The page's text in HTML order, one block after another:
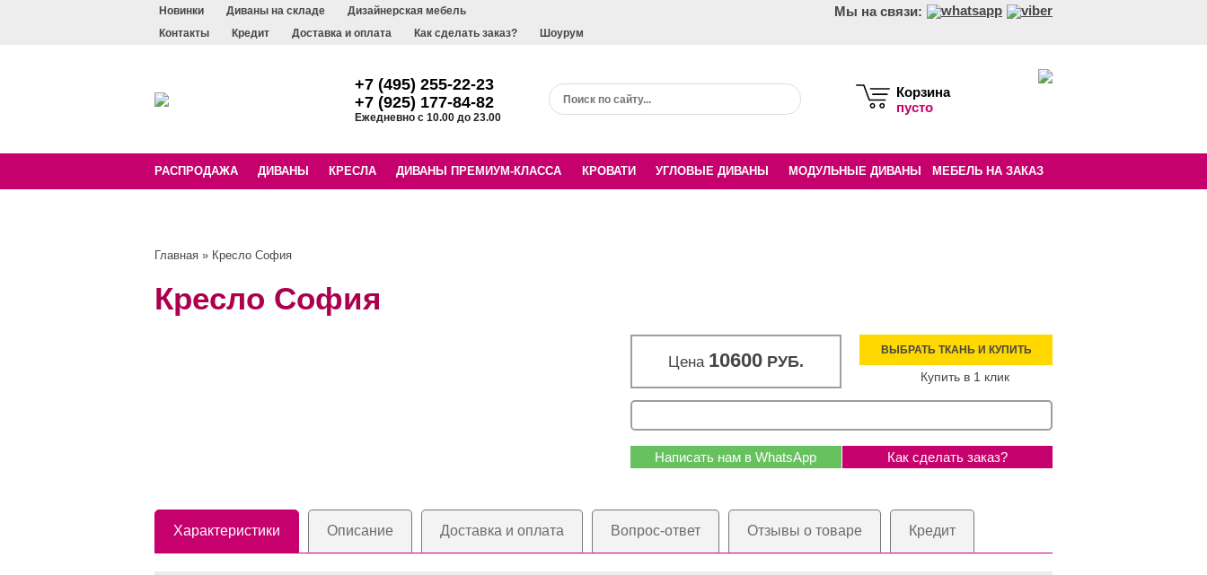
Новинки Диваны на складе Дизайнерская мебель Мы на связи:
Контакты Кредит Доставка и оплата Как сделать заказ? Шоурум
+7 (495) 255-22-23
+7 (925) 177-84-82
Ежедневно с 10.00 до 23.00
Корзина
пусто
РАСПРОДАЖА ДИВАНЫ КРЕСЛА ДИВАНЫ ПРЕМИУМ-КЛАССА КРОВАТИ УГЛОВЫЕ ДИВАНЫ МОДУЛЬНЫЕ ДИВАНЫ МЕБЕЛЬ НА ЗАКАЗ
Главная » Кресло София
Кресло София
Цена 10600 РУБ.
ВЫБРАТЬ ТКАНЬ И КУПИТЬ
Купить в 1 клик
Написать нам в WhatsApp Как сделать заказ?
Характеристики Описание Доставка и оплата Вопрос-ответ Отзывы о товаре Кредит